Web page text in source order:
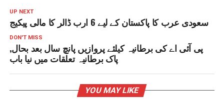
UP NEXT
سعودی عرب کا پاکستان کے لیے 6 ارب ڈالر کا مالی پیکیج
DON'T MISS
پی آئی اے کی برطانیہ کیلئے پروازیں پانچ سال بعد بحال,
پاک برطانیہ تعلقات میں نیا باب
YOU MAY LIKE